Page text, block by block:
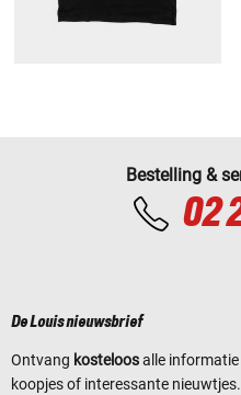
Bestelling &
02
De Louis nieuwsbrief
Ontvang kosteloosalle
koopjes of interessante nieuwtjes.